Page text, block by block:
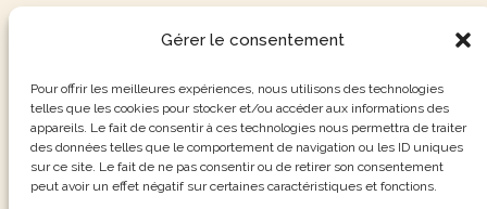
Gérer le consentement
Pour offrir les meilleures expériences, nous utilisons des technologies
telles que les cookies pour stocker et/ou accéder aux informations des
appareils. Le fait de consentir à ces technologies nous permettra de traiter
des données telles que le comportement de navigation ou les ID uniques
sur ce site. Le fait de ne pas consentir ou de retirer son consentement
peut avoir un effet négatif sur certaines caractéristiques et fonctions.